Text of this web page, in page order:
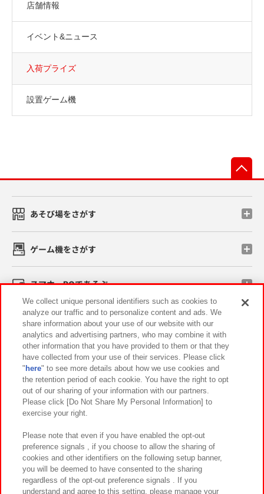
店舗情報
イベント&ニュース
入荷プライズ
設置ゲーム機
あそび場をさがす
ゲーム機をさがす
スマホ・PCであそぶ
イベント・キャンペーン
関連会社 サステナビリティ サイトポリシー
プライバシーポリシー ウェブアクセシビリティ方針と検証結果
お取引先さまとともに
カスタマーハラスメント対応方針 よくあるご質問・お問い合わせ
We collect unique personal identifiers such as cookies to
analyze our traffic and to personalize content and ads. We
share information about your use of our website with our
analytics and advertising partners, who may combine it with
other information that you have provided to them or that they
have collected from your use of their services. Please click
" here" to see more details about how we use cookies and
the retention period of each cookie. You have the right to opt
out of our sharing of your information with our partners.
Please click [Do Not Share My Personal Information] to
exercise your right.
Please note that even if you have enabled the opt-out
preference signals , if you choose to allow the sharing of
cookies and other identifiers on the following setup banner,
you will be deemed to have consented to the sharing
regardless of the opt-out preference signals . If you
understand and agree to this setting, please manage your